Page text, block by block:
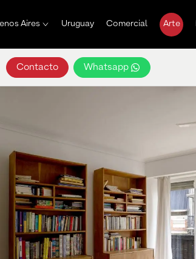
Aires Uruguay Comercial Arte
Contacto Whatsapp